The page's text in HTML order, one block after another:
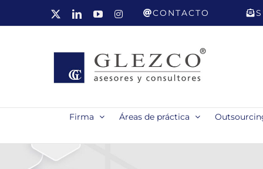
LinkedInYouTubeInstagramCONTACTO
Firma Áreas de práctica